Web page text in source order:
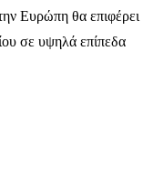
Ευρώπη θα επιφέρει
σε υψηλά επίπεδα